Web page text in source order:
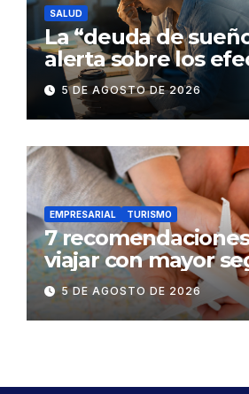
SALUD
La “deuda de
alerta sobre los
dormir mal en la
mental
5 DE AGOSTO DE 2026
EMPRESARIAL TURISMO
7
viajar con mayor
dentro y fuera del
5 DE AGOSTO DE 2026